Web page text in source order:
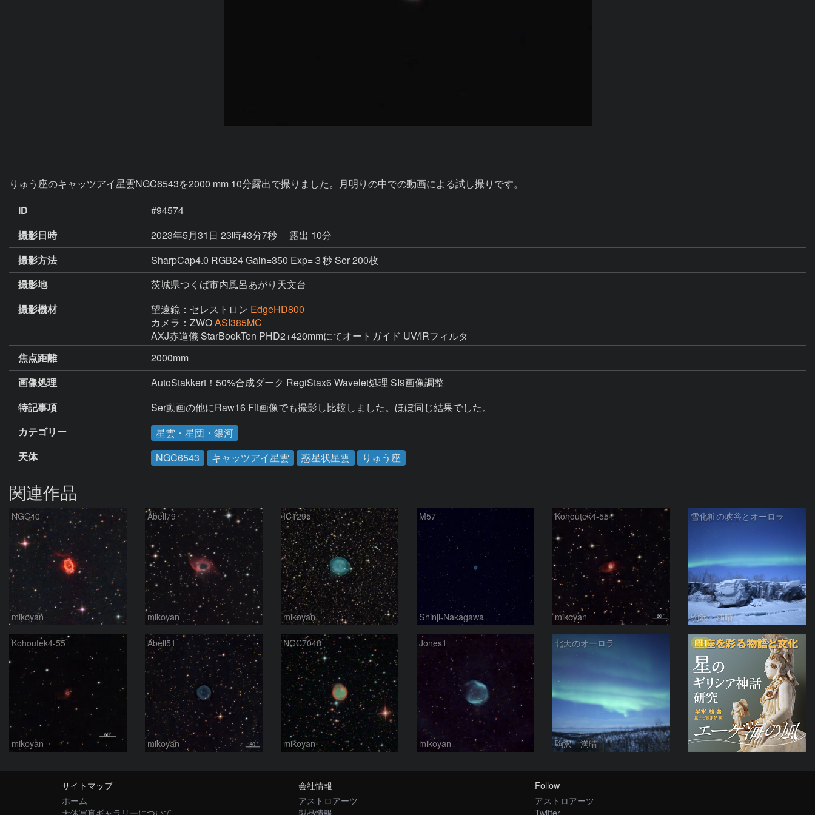
りゅう座のキャッツアイ星雲NGC6543を2000 mm 10分露出で撮りました。月明りの中での動画による試し撮りです。
ID
#94574
撮影日時
2023年5月31日 23時43分7秒
露出 10分
撮影方法
SharpCap4.0 RGB24 Gain=350 Exp=３秒 Ser 200枚
撮影地
茨城県つくば市内風呂あがり天文台
撮影機材
望遠鏡：セレストロン EdgeHD800
カメラ：ZWOASI385MC
AXJ赤道儀 StarBookTen PHD2+420mmにてオートガイド UV/IRフィルタ
焦点距離
2000mm
画像処理
AutoStakkert！50%合成ダーク RegiStax6 Wavelet処理 SI9画像調整
特記事項
Ser動画の他にRaw16 Fit画像でも撮影し比較しました。ほぼ同じ結果でした。
カテゴリー
星雲・星団・銀河
天体
NGC6543 キャッツアイ星雲 惑星状星雲 りゅう座
関連作品
NGC40
mikoyan
Abell79
mikoyan
IC1295
mikoyan
M57
Shinji-Nakagawa
Kohoutek4-55
mikoyan
雪化粧の峡谷とオーロラ
駒沢 満晴
Kohoutek4-55
mikoyan
Abell51
mikoyan
NGC7048
mikoyan
Jones1
mikoyan
北天のオーロラ
駒沢 満晴
PR
サイトマップ
ホーム
天体写真ギャラリーについて
会社情報
アストロアーツ
製品情報
Follow
アストロアーツ
Twitter